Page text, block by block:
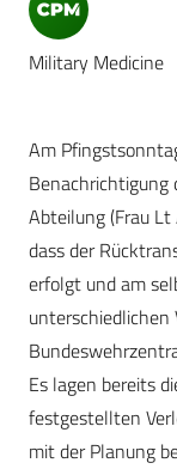
Military Medicine
Am
Benachrichtigung
Abteilung (Frau
dass der
erfolgt und am
Es lagen bereits
festgestellten
mit der Planung